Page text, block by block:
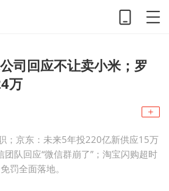
司回应不让卖小米；罗
万
；京东：未来5年投220亿新供应15万
团队回应“微信群崩了”；淘宝闪购超时
免罚全面落地。